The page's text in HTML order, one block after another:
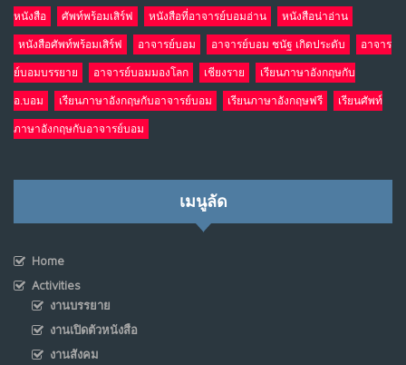
หนังสือ ศัพท์พร้อมเสิร์ฟ หนังสือที่อาจารย์บอมอ่าน หนังสือน่าอ่าน
หนังสือศัพท์พร้อมเสิร์ฟ อาจารย์บอม อาจารย์บอม ชนัฐ เกิดประดับ อาจาร
ย์บอมบรรยาย อาจารย์บอมมองโลก เชียงราย เรียนภาษาอังกฤษกับ
อ.บอม เรียนภาษาอังกฤษกับอาจารย์บอม เรียนภาษาอังกฤษฟรี เรียนศัพท์
ภาษาอังกฤษกับอาจารย์บอม
เมนูลัด
Home
Activities
งานบรรยาย
งานเปิดตัวหนังสือ
งานสังคม